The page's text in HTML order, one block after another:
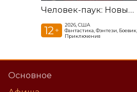
Человек-паук: Новый день
12 +
2026, США
Фантастика, Фэнтези, Боевик,
Приключения
Основное